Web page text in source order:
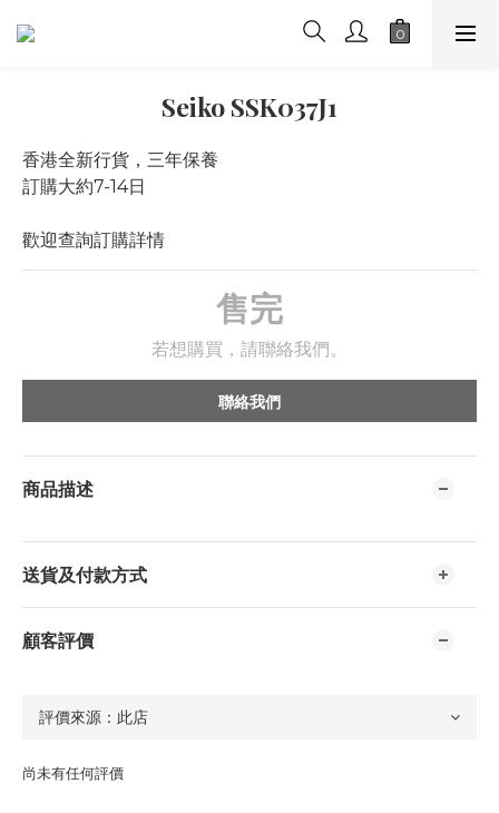
Seiko SSK037J1
香港全新行貨，三年保養
訂購大約7-14日
歡迎查詢訂購詳情
售完
若想購買，請聯絡我們。
聯絡我們
商品描述
送貨及付款方式
顧客評價
尚未有任何評價